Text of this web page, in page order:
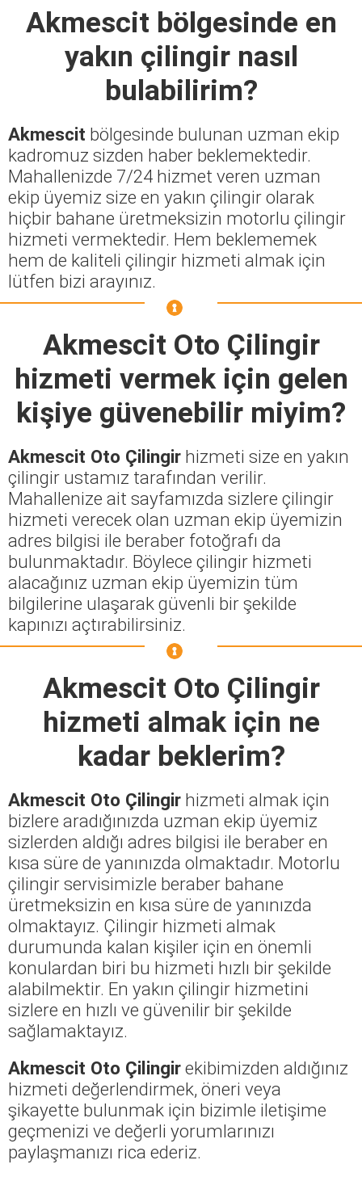
Akmescit bölgesinde en
yakın çilingir nasıl
bulabilirim?
Akmescit bölgesinde bulunan uzman ekip
kadromuz sizden haber beklemektedir.
Mahallenizde 7/24 hizmet veren uzman
ekip üyemiz size en yakın çilingir olarak
hiçbir bahane üretmeksizin motorlu çilingir
hizmeti vermektedir. Hem beklememek
hem de kaliteli çilingir hizmeti almak için
lütfen bizi arayınız.
Akmescit Oto Çilingir
hizmeti vermek için gelen
kişiye güvenebilir miyim?
Akmescit Oto Çilingir hizmeti size en yakın
çilingir ustamız tarafından verilir.
Mahallenize ait sayfamızda sizlere çilingir
hizmeti verecek olan uzman ekip üyemizin
adres bilgisi ile beraber fotoğrafı da
bulunmaktadır. Böylece çilingir hizmeti
alacağınız uzman ekip üyemizin tüm
bilgilerine ulaşarak güvenli bir şekilde
kapınızı açtırabilirsiniz.
Akmescit Oto Çilingir
hizmeti almak için ne
kadar beklerim?
Akmescit Oto Çilingir hizmeti almak için
bizlere aradığınızda uzman ekip üyemiz
sizlerden aldığı adres bilgisi ile beraber en
kısa süre de yanınızda olmaktadır. Motorlu
çilingir servisimizle beraber bahane
üretmeksizin en kısa süre de yanınızda
olmaktayız. Çilingir hizmeti almak
durumunda kalan kişiler için en önemli
konulardan biri bu hizmeti hızlı bir şekilde
alabilmektir. En yakın çilingir hizmetini
sizlere en hızlı ve güvenilir bir şekilde
sağlamaktayız.
Akmescit Oto Çilingirekibimizden aldığınız
hizmeti değerlendirmek, öneri veya
şikayette bulunmak için bizimle iletişime
geçmenizi ve değerli yorumlarınızı
paylaşmanızı rica ederiz.